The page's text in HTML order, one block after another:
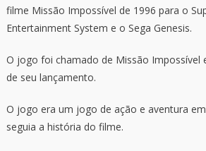
filme Missão Impossível de 1996 para o
Entertainment System e o Sega Genesis.
O jogo foi chamado de Missão Impossível
de seu lançamento.
O jogo era um jogo de ação e aventura
seguia a história do filme.